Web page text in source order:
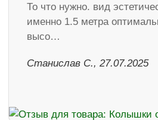
То что нужно. вид
именно 1.5 метра
высо…
Станислав С., 27.07.2025